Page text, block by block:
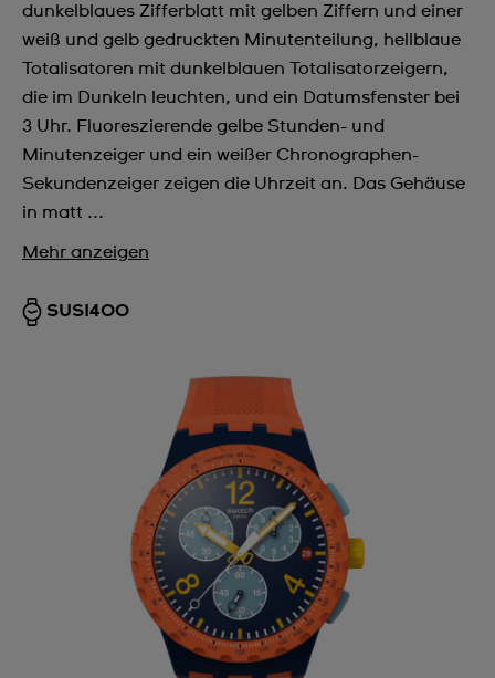
dunkelblaues Zifferblatt mit gelben Ziffern und einer
weiß und gelb gedruckten Minutenteilung, hellblaue
Totalisatoren mit dunkelblauen Totalisatorzeigern,
die im Dunkeln leuchten, und ein Datumsfenster bei
3 Uhr. Fluoreszierende gelbe Stunden- und
Minutenzeiger und ein weißer Chronographen-
Sekundenzeiger zeigen die Uhrzeit an. Das Gehäuse
in matt ...
Mehr anzeigen
SUSI400